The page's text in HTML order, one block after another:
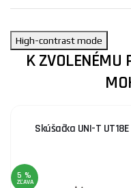
High-contrast mode
K ZVOLENÉMU
Skúšačka UNI-T UT18E
5 %
ZĽAVA